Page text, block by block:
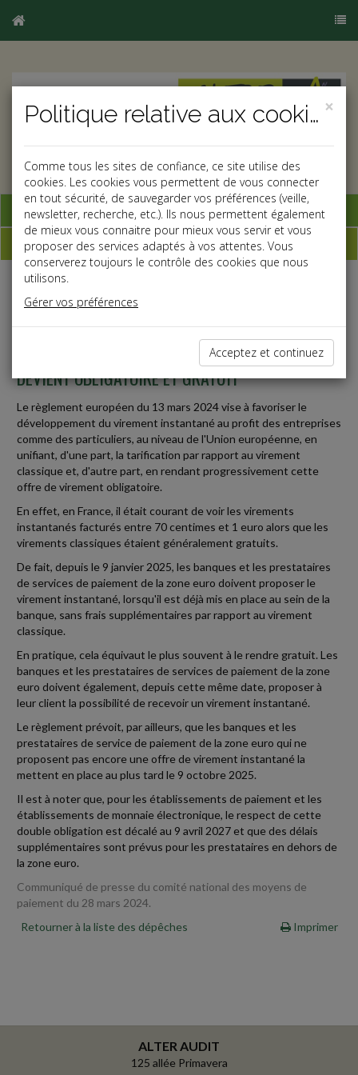
Base documentaire
Dépêches
Vie des affaires
Date: 2025-01-31
RÈGLEMENT EUROPÉEN : LE VIREMENT INSTANTANÉ
DEVIENT OBLIGATOIRE ET GRATUIT
Le règlement européen du 13 mars 2024 vise à favoriser le
développement du virement instantané au profit des entreprises
comme des particuliers, au niveau de l'Union européenne, en
unifiant, d'une part, la tarification par rapport au virement
classique et, d'autre part, en rendant progressivement cette
offre de virement obligatoire.
En effet, en France, il était courant de voir les virements
instantanés facturés entre 70 centimes et 1 euro alors que les
virements classiques étaient généralement gratuits.
De fait, depuis le 9 janvier 2025, les banques et les prestataires
de services de paiement de la zone euro doivent proposer le
virement instantané, lorsqu'il est déjà mis en place au sein de la
banque, sans frais supplémentaires par rapport au virement
classique.
En pratique, cela équivaut le plus souvent à le rendre gratuit. Les
banques et les prestataires de services de paiement de la zone
euro doivent également, depuis cette même date, proposer à
leur client la possibilité de recevoir un virement instantané.
Le règlement prévoit, par ailleurs, que les banques et les
prestataires de service de paiement de la zone euro qui ne
proposent pas encore une offre de virement instantané la
mettent en place au plus tard le 9 octobre 2025.
Il est à noter que, pour les établissements de paiement et les
établissements de monnaie électronique, le respect de cette
double obligation est décalé au 9 avril 2027 et que des délais
supplémentaires sont prévus pour les prestataires en dehors de
la zone euro.
Communiqué de presse du comité national des moyens de
paiement du 28 mars 2024.
Retourner à la liste des dépêches
Imprimer
ALTER AUDIT
125 allée Primavera
×
Politique relative aux cookies
Comme tous les sites de confiance, ce site utilise des
cookies. Les cookies vous permettent de vous connecter
en tout sécurité, de sauvegarder vos préférences (veille,
newsletter, recherche, etc.). Ils nous permettent également
de mieux vous connaitre pour mieux vous servir et vous
proposer des services adaptés à vos attentes. Vous
conserverez toujours le contrôle des cookies que nous
utilisons.
Gérer vos préférences
Acceptez et continuez